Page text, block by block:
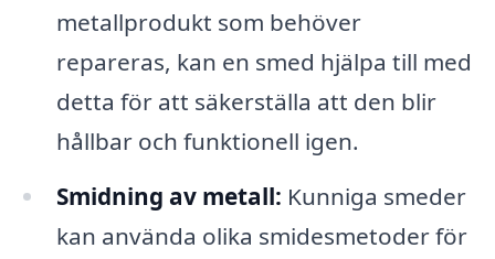
metallprodukt som behöver
repareras, kan en smed hjälpa till med
detta för att säkerställa att den blir
hållbar och funktionell igen.
Smidning av metall: Kunniga smeder
kan använda olika smidesmetoder för